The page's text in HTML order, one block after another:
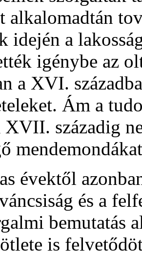
alkalomadtán
idején a
igénybe az
a XVI.
Ám a
XVII. századig
évektől
és a
bemutatás
is